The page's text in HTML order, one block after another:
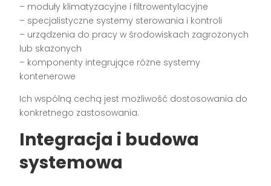
– moduły klimatyzacyjne i filtrowentylacyjne
– specjalistyczne systemy sterowania i kontroli
– urządzenia do pracy w środowiskach zagrożonych
lub skażonych
– komponenty integrujące różne systemy
kontenerowe
Ich wspólną cechą jest możliwość dostosowania do
konkretnego zastosowania.
Integracja i budowa
systemowa